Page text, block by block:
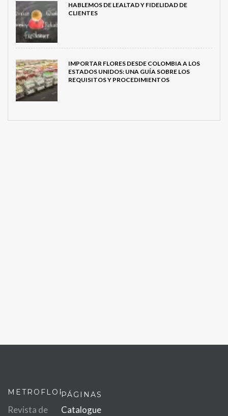
HABLEMOS DE LEALTAD Y FIDELIDAD DE
CLIENTES
IMPORTAR FLORES DESDE COLOMBIA A LOS
ESTADOS UNIDOS: UNA GUÍA SOBRE LOS
REQUISITOS Y PROCEDIMIENTOS
METROFLOR
Revista de
PÁGINAS
Catalogue